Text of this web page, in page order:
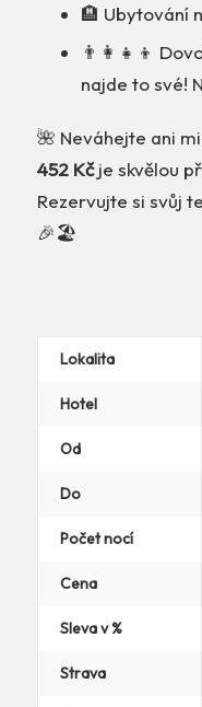
🏨 Ubytování
👨‍👩‍👧‍👦
najde to své!
🌺 Neváhejte ani
452 Kčje skvělou
Rezervujte si svůj
🎉🏖️
Lokalita
Hotel
Od
Do
Počet nocí
Cena
Sleva v %
Strava